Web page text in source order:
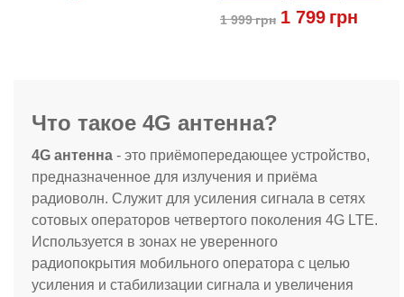
1 999грн 1 799 грн
Что такое 4G антенна?
4G антенна - это приёмопередающее устройство,
предназначенное для излучения и приёма
радиоволн. Служит для усиления сигнала в сетях
сотовых операторов четвертого поколения 4G LTE.
Используется в зонах не уверенного
радиопокрытия мобильного оператора с целью
усиления и стабилизации сигнала и увеличения